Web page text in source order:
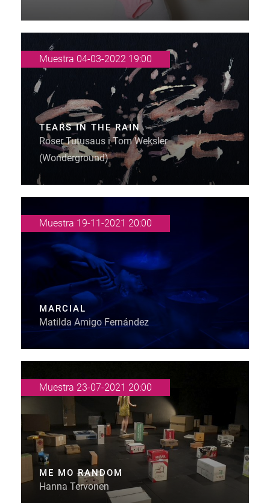
Muestra 04-03-2022 19:00
TEARS IN THE RAIN
Roser Tutusaus i Tom Weksler
(Wonderground)
Muestra 19-11-2021 20:00
MARCIAL
Matilda Amigo Fernández
Muestra 23-07-2021 20:00
ME MO RANDOM
Hanna Tervonen